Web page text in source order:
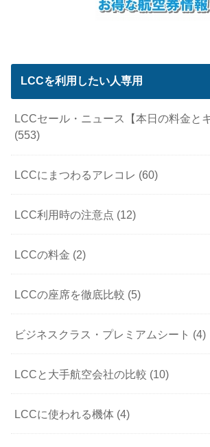
LCCを利用したい人専用
LCCセール・ニュース【本日の料金と
(553)
LCCにまつわるアレコレ (60)
LCC利用時の注意点 (12)
LCCの料金 (2)
LCCの座席を徹底比較 (5)
ビジネスクラス・プレミアムシート (4)
LCCと大手航空会社の比較 (10)
LCCに使われる機体 (4)